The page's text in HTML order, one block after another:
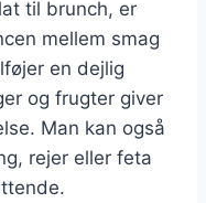
til brunch, er
mellem smag
en dejlig
og frugter giver
Man kan også
rejer eller feta